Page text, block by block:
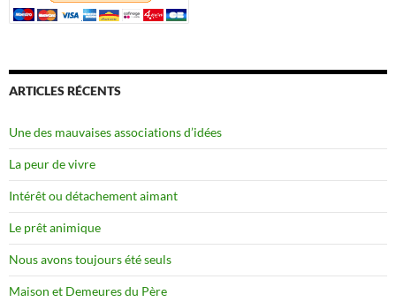
ARTICLES RÉCENTS
Une des mauvaises associations d’idées
La peur de vivre
Intérêt ou détachement aimant
Le prêt animique
Nous avons toujours été seuls
Maison et Demeures du Père